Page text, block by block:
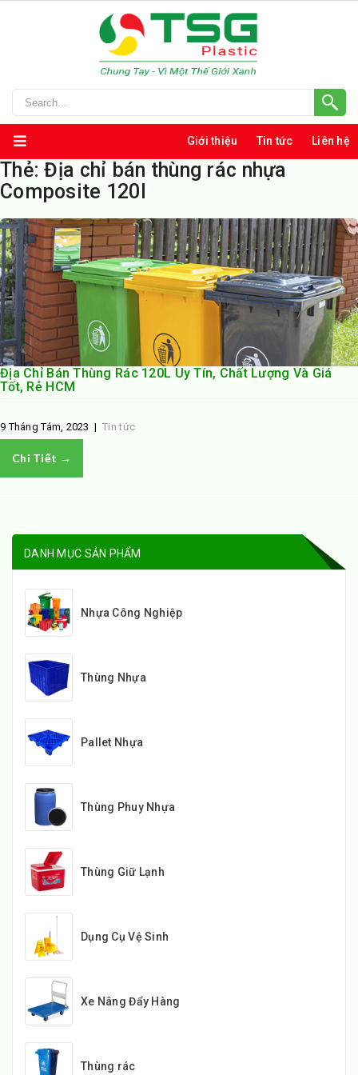
Giới thiệu Tin tức Liên hệ
Thẻ:Địa chỉ bán thùng rác nhựa
Composite 120l
Địa Chỉ Bán Thùng Rác 120L Uy Tín, Chất Lượng Và Giá
Tốt, Rẻ HCM
9 Tháng Tám, 2023 |Tin tức
Chi Tiết →
DANH MỤC SẢN PHẨM
Nhựa Công Nghiệp
Thùng Nhựa
Pallet Nhựa
Thùng Phuy Nhựa
Thùng Giữ Lạnh
Dụng Cụ Vệ Sinh
Xe Nâng Đẩy Hàng
Thùng rác